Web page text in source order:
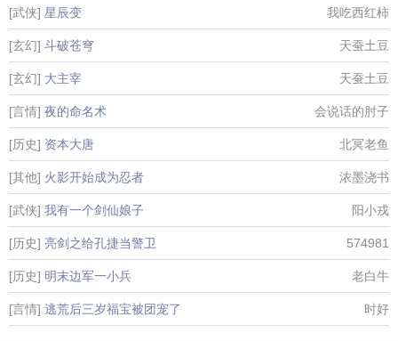
[武侠] 星辰变 我吃西红柿
[玄幻] 斗破苍穹 天蚕土豆
[玄幻] 大主宰 天蚕土豆
[言情] 夜的命名术 会说话的肘子
[历史] 资本大唐 北冥老鱼
[其他] 火影开始成为忍者 浓墨浇书
[武侠] 我有一个剑仙娘子 阳小戎
[历史] 亮剑之给孔捷当警卫 574981
[历史] 明末边军一小兵 老白牛
[言情] 逃荒后三岁福宝被团宠了 时好